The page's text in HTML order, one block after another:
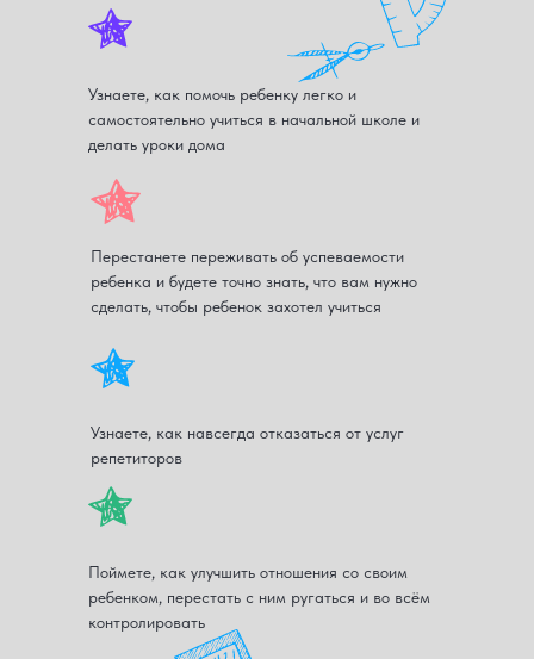
Узнаете, как помочь ребенку легко и
самостоятельно учиться в начальной школе и
делать уроки дома
Перестанете переживать об успеваемости
ребенка и будете точно знать, что вам нужно
сделать, чтобы ребенок захотел учиться
Поймете, как улучшить отношения со своим
ребенком, перестать с ним ругаться и во всём
контролировать
Узнаете, как навсегда отказаться от услуг
репетиторов